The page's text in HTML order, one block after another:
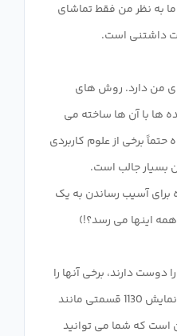
به نظر من فقط تماشای
من دارد. روش های
ها با آن ها ساخته می
برخی از علوم کاربردی
بسیار جالب است.
برای آسیب رساندن به یک
دارند، برخی آنها را
دوست ندارند. نقطه قوت یک نمایش 1130 قسمتی مانند
این است که شما می توانید